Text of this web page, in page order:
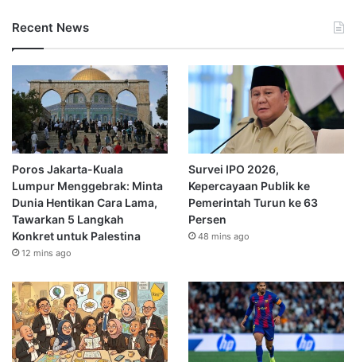
Recent News
Poros Jakarta-Kuala
Lumpur Menggebrak: Minta
Dunia Hentikan Cara Lama,
Tawarkan 5 Langkah
Konkret untuk Palestina
12 mins ago
Survei IPO 2026,
Kepercayaan Publik ke
Pemerintah Turun ke 63
Persen
48 mins ago